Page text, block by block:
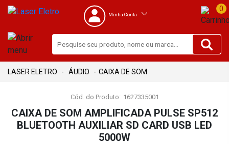
Minha Conta
0
ÁUDIO CAIXA DE SOM
Cód. do Produto: 1627335001
CAIXA DE SOM AMPLIFICADA PULSE SP512
BLUETOOTH AUXILIAR SD CARD USB LED
5000W